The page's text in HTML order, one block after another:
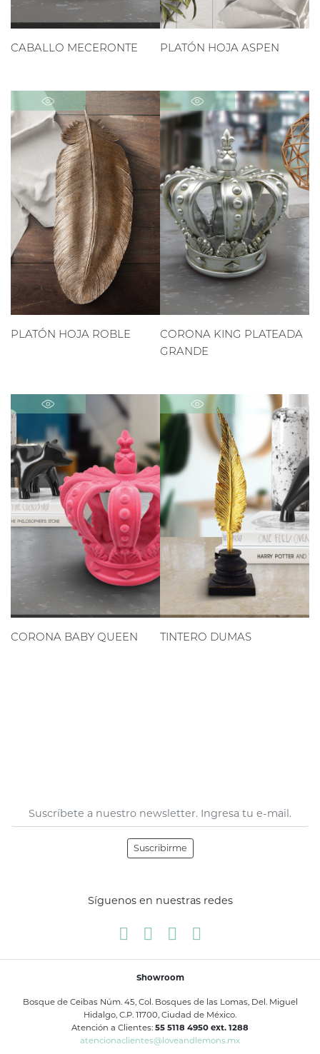
CABALLO MECERONTE PLATÓN HOJA ASPEN
PLATÓN HOJA ROBLE
CORONA KING PLATEADA
GRANDE
CORONA BABY QUEEN TINTERO DUMAS
Suscribirme
Síguenos en nuestras redes
Showroom
Bosque de Ceibas Núm. 45, Col. Bosques de las Lomas, Del. Miguel
Hidalgo, C.P. 11700, Ciudad de México.
Atención a Clientes: 55 5118 4950 ext. 1288
atencionaclientes@loveandlemons.mx